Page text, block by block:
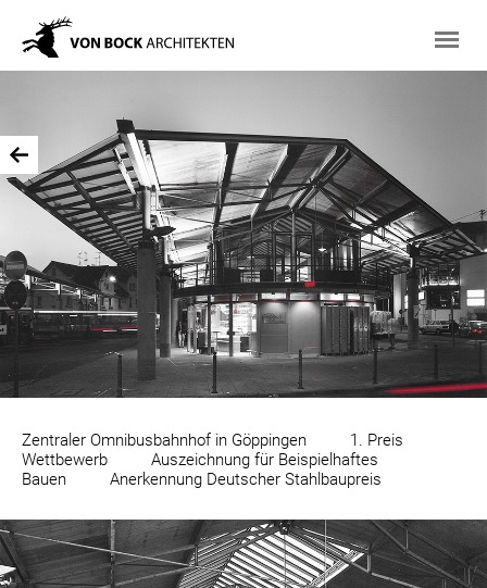
Zentraler Omnibusbahnhof in Göppingen 1. Preis
Wettbewerb Auszeichnung für Beispielhaftes
Bauen Anerkennung Deutscher Stahlbaupreis